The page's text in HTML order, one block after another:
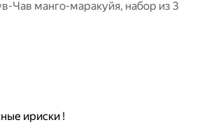
Чав манго-маракуйя, набор из 3
ириски !